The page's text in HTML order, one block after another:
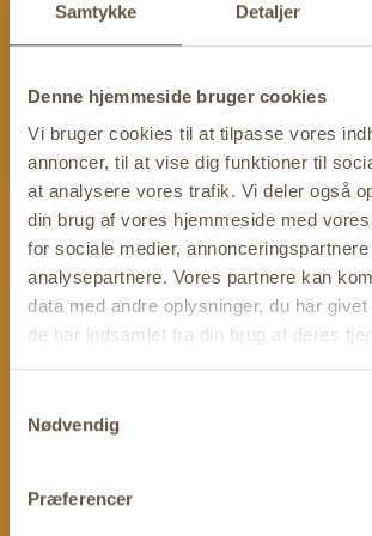
Samtykke Detaljer
Denne hjemmeside bruger cookies
Vi bruger cookies til at tilpasse vores
annoncer, til at vise dig funktioner til
at analysere vores trafik. Vi deler også
din brug af vores hjemmeside med
for sociale medier, annonceringspartnere
analysepartnere. Vores partnere kan
data med andre oplysninger, du har
de har indsamlet fra din brug af deres
Nødvendig
Præferencer
Der tages 9% afpræmiepuljen til
Sommeren er her igen, så det betyder, at
igen er tilbage til vores Juli-turneringer;
torsdag den 2/7 og i alle ugeturneringer
tIrsdag den 28/7, hvor spillerne med de
hænder hver aften, vil gå direkte i ”July
søndag den 02/08 kl18.00
Der vil ligeledes være en ”July High”
Reglerne er som flg.:
Man skal som min. have 4 x XXXX